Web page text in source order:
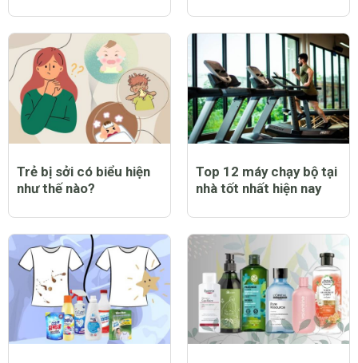
Trẻ bị sởi có biểu hiện
như thế nào?
Top 12 máy chạy bộ tại
nhà tốt nhất hiện nay